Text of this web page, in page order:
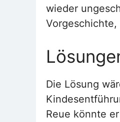
wieder
Die Lösung
Reue könnte